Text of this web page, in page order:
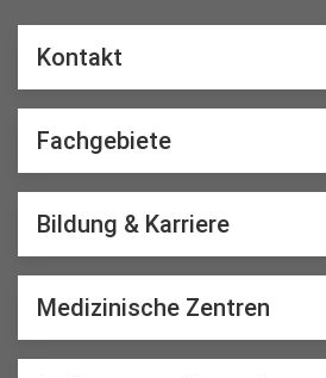
Kontakt
Fachgebiete
Bildung & Karriere
Medizinische Zentren